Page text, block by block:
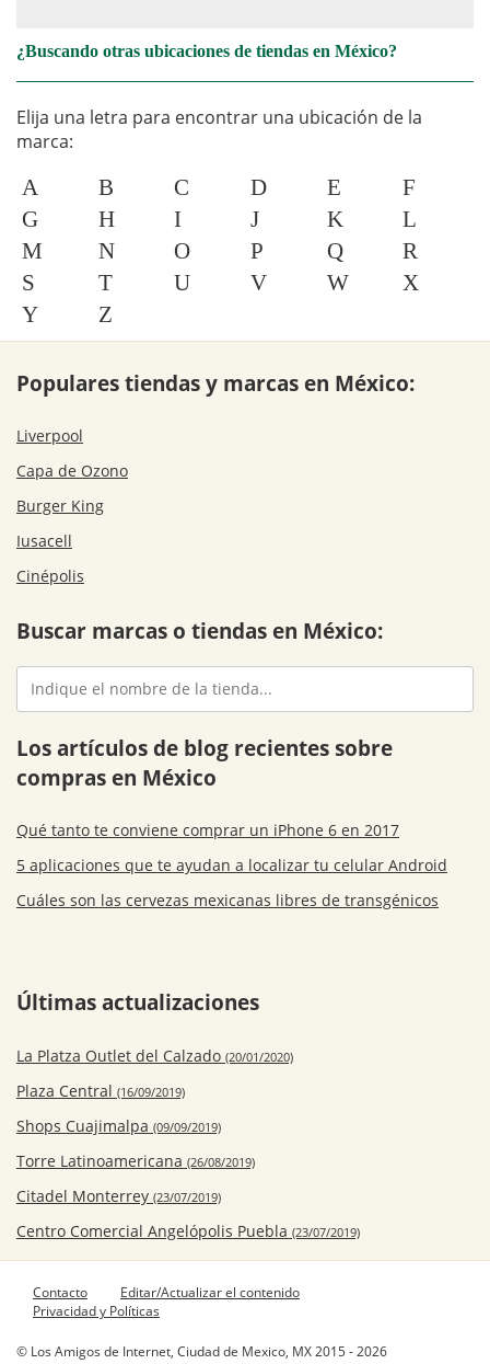
¿Buscando otras ubicaciones de tiendas en México?
Elija una letra para encontrar una ubicación de la
marca:
A B C D E
F
G
H I J K
L
M
N O P Q
R
S
T U V W
X
Y
Z
Populares tiendas y marcas en México:
Liverpool
Capa de Ozono
Burger King
Iusacell
Cinépolis
Buscar marcas o tiendas en México:
Los artículos de blog recientes sobre
compras en México
Qué tanto te conviene comprar un iPhone 6 en 2017
5 aplicaciones que te ayudan a localizar tu celular Android
Cuáles son las cervezas mexicanas libres de transgénicos
Últimas actualizaciones
La Platza Outlet del Calzado (20/01/2020)
Plaza Central (16/09/2019)
Shops Cuajimalpa (09/09/2019)
Torre Latinoamericana (26/08/2019)
Citadel Monterrey (23/07/2019)
Centro Comercial Angelópolis Puebla (23/07/2019)
Contacto
Editar/Actualizar el contenido
Privacidad y Políticas
© Los Amigos de Internet, Ciudad de Mexico, MX 2015 - 2026